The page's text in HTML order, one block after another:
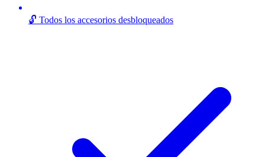
🔓 Todos los accesorios desbloqueados